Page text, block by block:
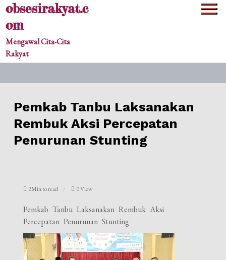
Skipobsesirakyat.c
om
Mengawal Cita-Cita
Rakyat
Pemkab Tanbu Laksanakan
Rembuk Aksi Percepatan
Penurunan Stunting
2Min to read 0 View
Pemkab Tanbu Laksanakan Rembuk Aksi
Percepatan Penurunan Stunting